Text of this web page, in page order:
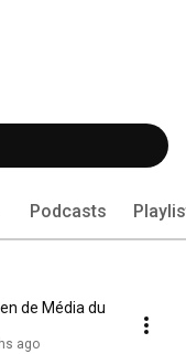
Podcasts
de Média du
ago